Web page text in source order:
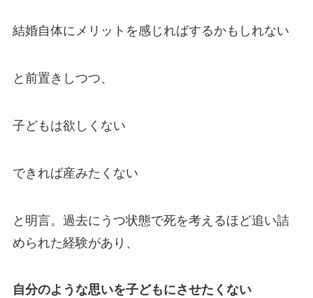
結婚自体にメリットを感じればするかもしれない
と前置きしつつ、
子どもは欲しくない
できれば産みたくない
と明言。過去にうつ状態で死を考えるほど追い詰
められた経験があり、
自分のような思いを子どもにさせたくない